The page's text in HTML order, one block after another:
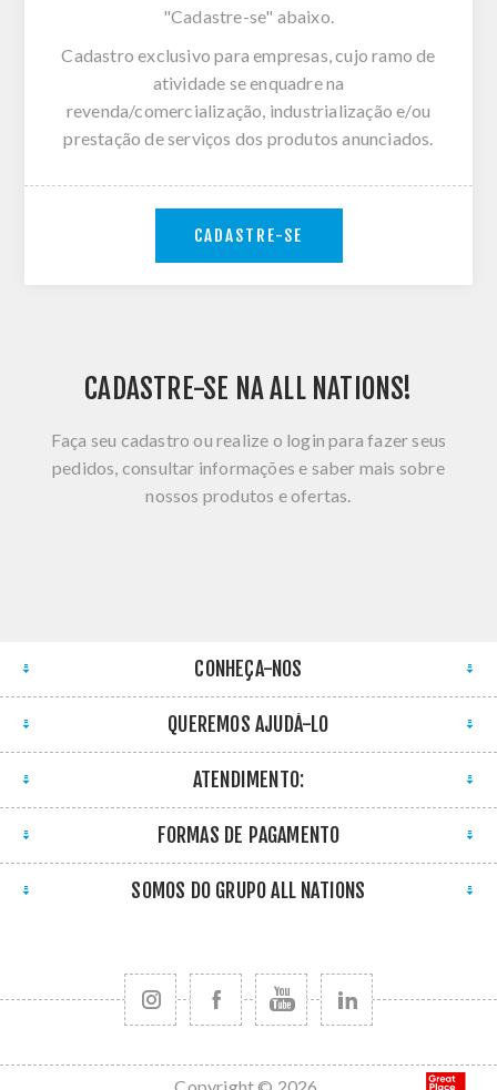
"Cadastre-se" abaixo.
Cadastro exclusivo para empresas, cujo ramo de
atividade se enquadre na
revenda/comercialização, industrialização e/ou
prestação de serviços dos produtos anunciados.
CADASTRE-SE
CADASTRE-SE NA ALL NATIONS!
Faça seu cadastro ou realize o login para fazer seus
pedidos, consultar informações e saber mais sobre
nossos produtos e ofertas.
CONHEÇA-NOS
QUEREMOS AJUDÁ-LO
ATENDIMENTO:
FORMAS DE PAGAMENTO
SOMOS DO GRUPO ALL NATIONS